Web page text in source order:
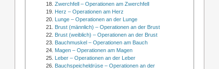
Zwerchfell – Operationen am Zwerchfell
Herz – Operationen am Herz
Lunge – Operationen an der Lunge
Brust (männlich) – Operationen an der Brust
Brust (weiblich) – Operationen an der Brust
Bauchmuskel – Operationen am Bauch
Magen – Operationen am Magen
Leber – Operationen an der Leber
Bauchspeicheldrüse – Operationen an der